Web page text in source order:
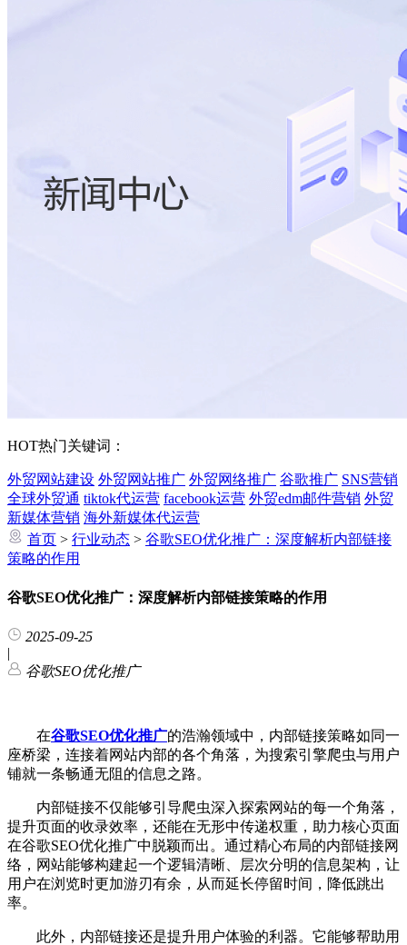
HOT热门关键词：
外贸网站建设 外贸网站推广 外贸网络推广 谷歌推广 SNS营销
全球外贸通 tiktok代运营 facebook运营 外贸edm邮件营销 外贸
新媒体营销 海外新媒体代运营
首页 > 行业动态 > 谷歌SEO优化推广：深度解析内部链接
策略的作用
谷歌SEO优化推广：深度解析内部链接策略的作用
2025-09-25
|
谷歌SEO优化推广
在谷歌SEO优化推广的浩瀚领域中，内部链接策略如同一
座桥梁，连接着网站内部的各个角落，为搜索引擎爬虫与用户
铺就一条畅通无阻的信息之路。
内部链接不仅能够引导爬虫深入探索网站的每一个角落，
提升页面的收录效率，还能在无形中传递权重，助力核心页面
在谷歌SEO优化推广中脱颖而出。通过精心布局的内部链接网
络，网站能够构建起一个逻辑清晰、层次分明的信息架构，让
用户在浏览时更加游刃有余，从而延长停留时间，降低跳出
率。
此外，内部链接还是提升用户体验的利器。它能够帮助用